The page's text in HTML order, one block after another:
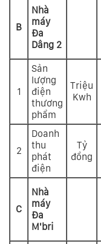
B
Nhà
máy
Đa
Dâng 2
1
Sản
lượng
điện
thương
phẩm
Triệu
Kwh
2
Doanh
thu
phát
điện
Tỷ
đồng
C
Nhà
máy
Đa
M'bri